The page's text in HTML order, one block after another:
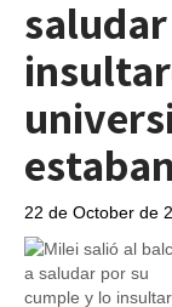
22 de October de